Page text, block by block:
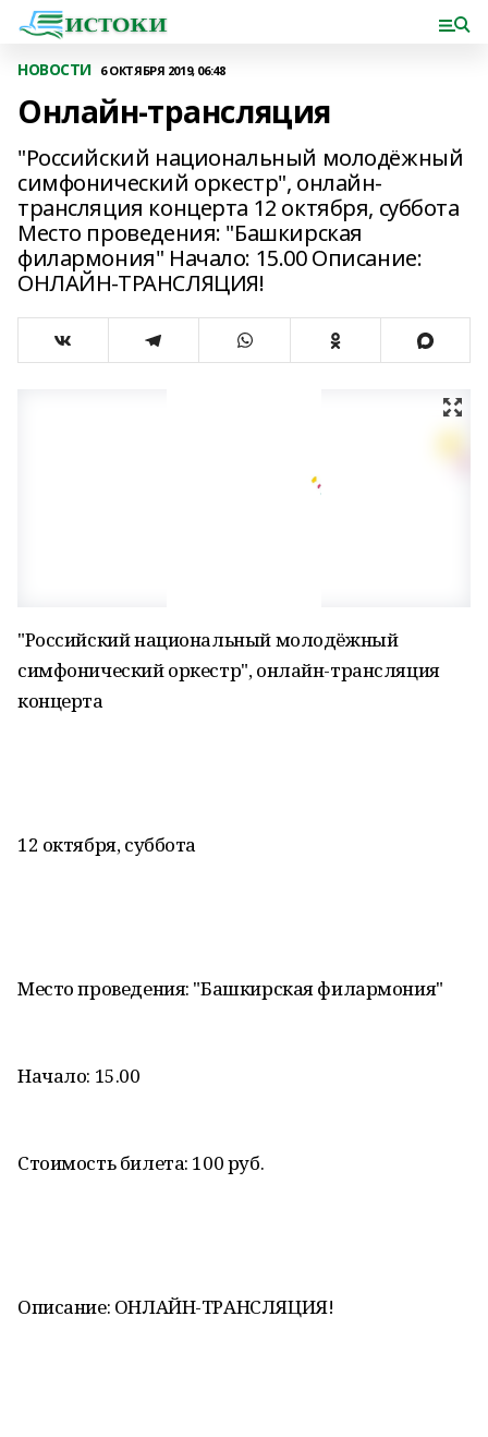
НОВОСТИ 6 ОКТЯБРЯ 2019, 06:48
Онлайн-трансляция
"Российский национальный молодёжный
симфонический оркестр", онлайн-
трансляция концерта 12 октября, суббота
Место проведения: "Башкирская
филармония" Начало: 15.00 Описание:
ОНЛАЙН-ТРАНСЛЯЦИЯ!
"Российский национальный молодёжный
симфонический оркестр", онлайн-трансляция
концерта
12 октября, суббота
Место проведения: "Башкирская филармония"
Начало: 15.00
Стоимость билета: 100 руб.
Описание: ОНЛАЙН-ТРАНСЛЯЦИЯ!